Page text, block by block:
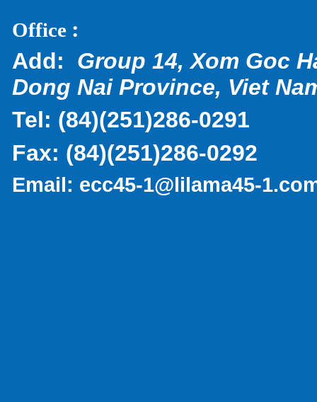
Office :
Add: Group 14, Xom Goc
Dong Nai Province, Viet
Tel: (84)(251)286-0291
Fax: (84)(251)286-0292
Email: ecc45-1@lilama45-